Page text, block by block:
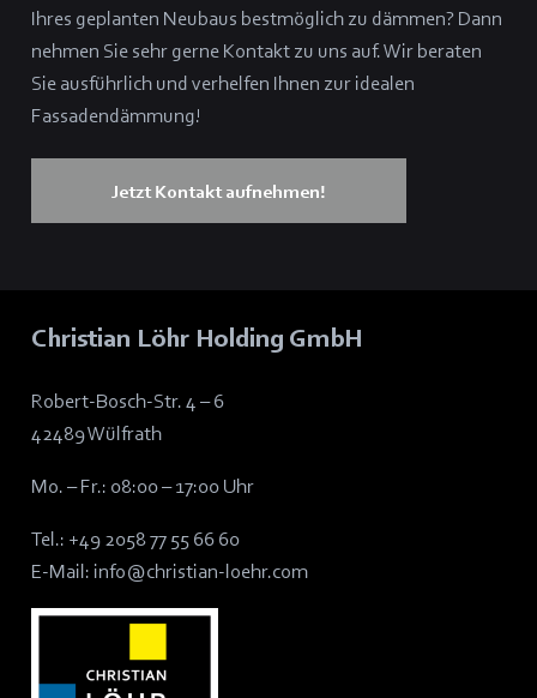
Ihres geplanten Neubaus bestmöglich zu dämmen? Dann
nehmen Sie sehr gerne Kontakt zu uns auf. Wir beraten
Sie ausführlich und verhelfen Ihnen zur idealen
Fassadendämmung!
Jetzt Kontakt aufnehmen!
Christian Löhr Holding GmbH
Robert-Bosch-Str. 4 – 6
42489 Wülfrath
Mo. – Fr.: 08:00 – 17:00 Uhr
Tel.: +49 2058 77 55 66 60
E-Mail: info@christian-loehr.com